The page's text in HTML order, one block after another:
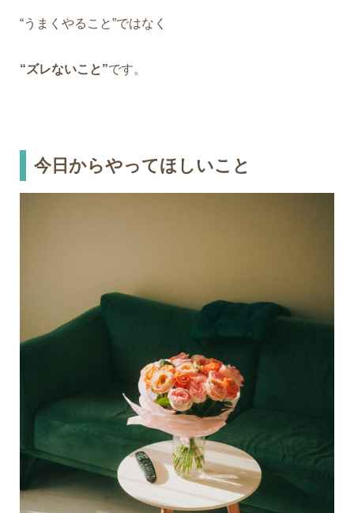
“うまくやること”ではなく
“ズレないこと”です。
今日からやってほしいこと